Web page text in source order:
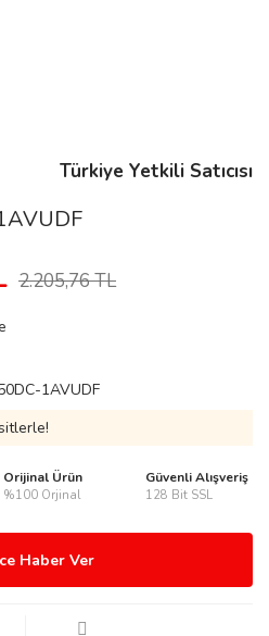
Türkiye Yetkili Satıcısı
2.205,76 TL
1AVUDF
Orijinal Ürün
%100 Orjinal
Güvenli Alışveriş
128 Bit SSL
Haber Ver